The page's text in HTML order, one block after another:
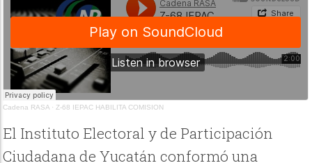
Cadena RASA · Z-68 IEPAC HABILITA COMISION
El Instituto Electoral y de Participación
Ciudadana de Yucatán conformó una